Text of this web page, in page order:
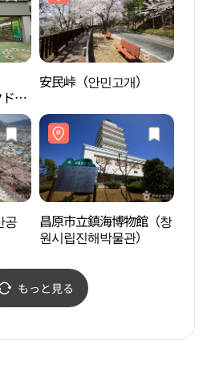
ン
브
安民峠（안민고개）
공
昌原市立鎮海博物館（창
원시립진해박물관）
もっと見る